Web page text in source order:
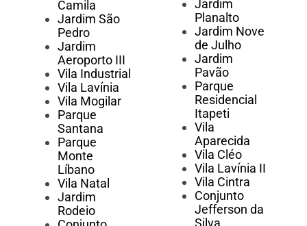
Camila
Jardim São
Pedro
Jardim
Aeroporto III
Vila Industrial
Vila Lavínia
Vila Mogilar
Parque
Santana
Parque
Monte
Líbano
Vila Natal
Jardim
Rodeio
Jardim
Planalto
Jardim Nove
de Julho
Jardim
Pavão
Parque
Residencial
Itapeti
Vila
Aparecida
Vila Cléo
Vila Lavínia II
Vila Cintra
Conjunto
Jefferson da